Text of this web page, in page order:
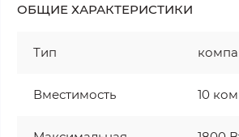
ОБЩИЕ ХАРАКТЕРИСТИКИ
Тип
Вместимость 10